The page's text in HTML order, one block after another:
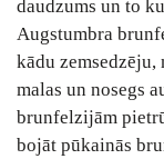
daudzums un to
Augstumbra
kādu zemsedzēju,
malas un nosegs
brunfelzijām
bojāt pūkainās